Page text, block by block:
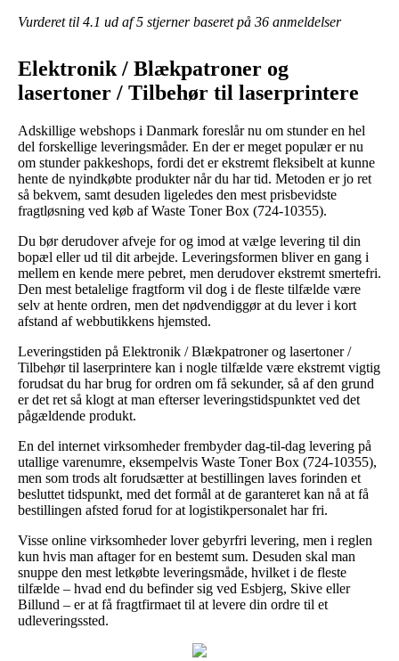
Vurderet til 4.1 ud af 5 stjerner baseret på 36 anmeldelser
Elektronik / Blækpatroner og
lasertoner / Tilbehør til laserprintere
Adskillige webshops i Danmark foreslår nu om stunder en hel
del forskellige leveringsmåder. En der er meget populær er nu
om stunder pakkeshops, fordi det er ekstremt fleksibelt at kunne
hente de nyindkøbte produkter når du har tid. Metoden er jo ret
så bekvem, samt desuden ligeledes den mest prisbevidste
fragtløsning ved køb af Waste Toner Box (724-10355).
Du bør derudover afveje for og imod at vælge levering til din
bopæl eller ud til dit arbejde. Leveringsformen bliver en gang i
mellem en kende mere pebret, men derudover ekstremt smertefri.
Den mest betalelige fragtform vil dog i de fleste tilfælde være
selv at hente ordren, men det nødvendiggør at du lever i kort
afstand af webbutikkens hjemsted.
Leveringstiden på Elektronik / Blækpatroner og lasertoner /
Tilbehør til laserprintere kan i nogle tilfælde være ekstremt vigtig
forudsat du har brug for ordren om få sekunder, så af den grund
er det ret så klogt at man efterser leveringstidspunktet ved det
pågældende produkt.
En del internet virksomheder frembyder dag-til-dag levering på
utallige varenumre, eksempelvis Waste Toner Box (724-10355),
men som trods alt forudsætter at bestillingen laves forinden et
besluttet tidspunkt, med det formål at de garanteret kan nå at få
bestillingen afsted forud for at logistikpersonalet har fri.
Visse online virksomheder lover gebyrfri levering, men i reglen
kun hvis man aftager for en bestemt sum. Desuden skal man
snuppe den mest letkøbte leveringsmåde, hvilket i de fleste
tilfælde – hvad end du befinder sig ved Esbjerg, Skive eller
Billund – er at få fragtfirmaet til at levere din ordre til et
udleveringssted.